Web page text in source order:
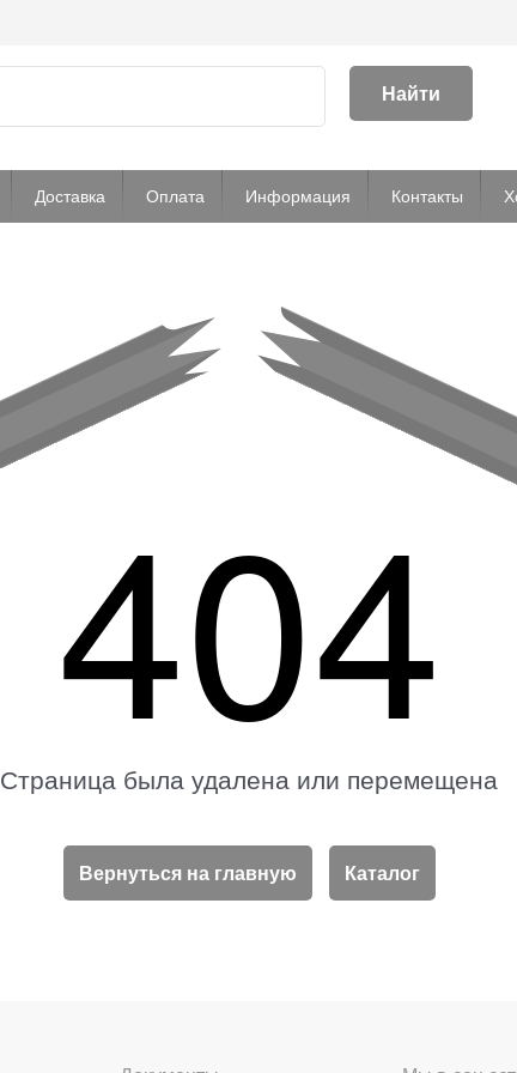
Найти
Доставка Оплата Информация Контакты
404
Страница была удалена или перемещена
Вернуться на главную Каталог